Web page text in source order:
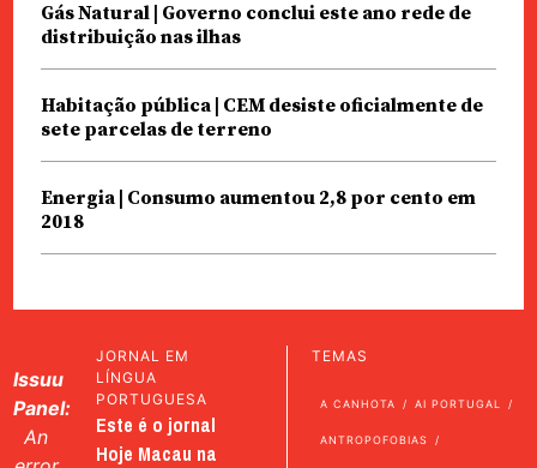
Gás Natural | Governo conclui este ano rede de
distribuição nas ilhas
Habitação pública | CEM desiste oficialmente de
sete parcelas de terreno
Energia | Consumo aumentou 2,8 por cento em
2018
Issuu
Panel:
An
JORNAL EM
LÍNGUA
PORTUGUESA
Este é o jornal
Hoje Macau na
TEMAS
A CANHOTA AI PORTUGAL
ANTROPOFOBIAS